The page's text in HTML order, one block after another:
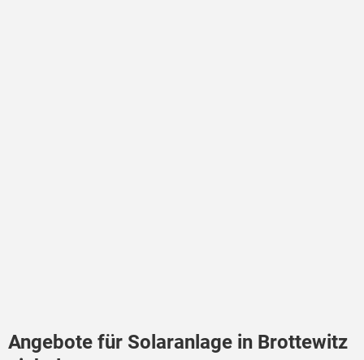
Angebote für Solaranlage in Brottewitz